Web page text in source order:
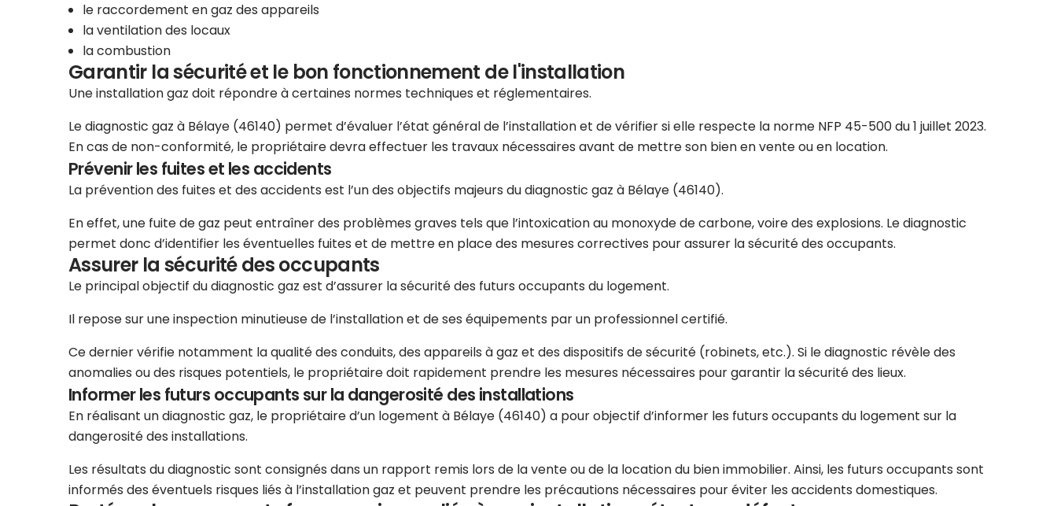
le raccordement en gaz des appareils
la ventilation des locaux
la combustion
Garantir la sécurité et le bon fonctionnement de l'installation
Une installation gaz doit répondre à certaines normes techniques et réglementaires.
Le diagnostic gaz à Bélaye (46140) permet d’évaluer l’état général de l’installation et de vérifier si elle respecte la norme NFP 45-500 du 1 juillet 2023.
En cas de non-conformité, le propriétaire devra effectuer les travaux nécessaires avant de mettre son bien en vente ou en location.
Prévenir les fuites et les accidents
La prévention des fuites et des accidents est l’un des objectifs majeurs du diagnostic gaz à Bélaye (46140).
En effet, une fuite de gaz peut entraîner des problèmes graves tels que l’intoxication au monoxyde de carbone, voire des explosions. Le diagnostic
permet donc d’identifier les éventuelles fuites et de mettre en place des mesures correctives pour assurer la sécurité des occupants.
Assurer la sécurité des occupants
Le principal objectif du diagnostic gaz est d’assurer la sécurité des futurs occupants du logement.
Il repose sur une inspection minutieuse de l’installation et de ses équipements par un professionnel certifié.
Ce dernier vérifie notamment la qualité des conduits, des appareils à gaz et des dispositifs de sécurité (robinets, etc.). Si le diagnostic révèle des
anomalies ou des risques potentiels, le propriétaire doit rapidement prendre les mesures nécessaires pour garantir la sécurité des lieux.
Informer les futurs occupants sur la dangerosité des installations
En réalisant un diagnostic gaz, le propriétaire d’un logement à Bélaye (46140) a pour objectif d’informer les futurs occupants du logement sur la
dangerosité des installations.
Les résultats du diagnostic sont consignés dans un rapport remis lors de la vente ou de la location du bien immobilier. Ainsi, les futurs occupants sont
informés des éventuels risques liés à l’installation gaz et peuvent prendre les précautions nécessaires pour éviter les accidents domestiques.